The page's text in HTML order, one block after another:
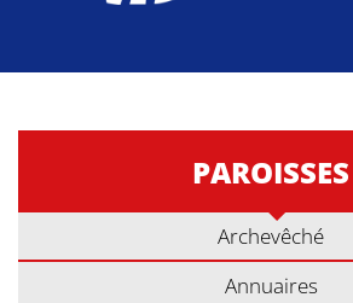
PAROISSES
Archevêché
Annuaires